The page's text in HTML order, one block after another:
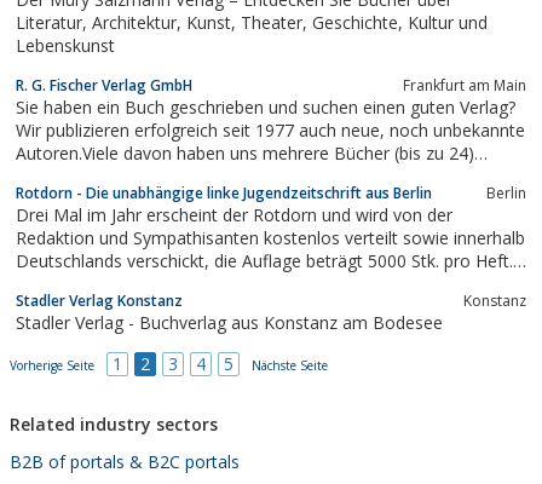
uns über Ihre Einreichung...
Literatur, Architektur, Kunst, Theater, Geschichte, Kultur und
Lebenskunst
R. G. Fischer Verlag GmbH Frankfurt am Main
Sie haben ein Buch geschrieben und suchen einen guten Verlag?
Wir publizieren erfolgreich seit 1977 auch neue, noch unbekannte
Autoren.Viele davon haben uns mehrere Bücher (bis zu 24)
betreut fühlen. Zahlreiche Titel sind in Neuauflagen (bis zur 9. u.
10. Auflage)...
Rotdorn - Die unabhängige linke Jugendzeitschrift aus Berlin Berlin
Drei Mal im Jahr erscheint der Rotdorn und wird von der
Redaktion und Sympathisanten kostenlos verteilt sowie innerhalb
Deutschlands verschickt, die Auflage beträgt 5000 Stk. pro Heft.
Stadler Verlag Konstanz Konstanz
Stadler Verlag - Buchverlag aus Konstanz am Bodesee
Vorherige Seite 1 2 3 4 5 Nächste Seite
Related industry sectors
B2B of portals & B2C portals